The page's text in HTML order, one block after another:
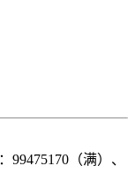
99475170（满）、